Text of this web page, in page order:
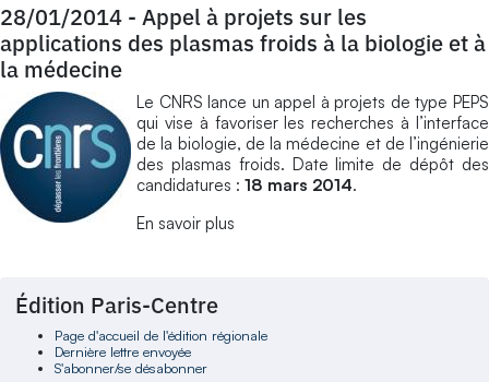
28/01/2014 - Appel à projets sur les
applications des plasmas froids à la biologie et à
la médecine
Le CNRS lance un appel à projets de type PEPS
qui vise à favoriser les recherches à l’interface
de la biologie, de la médecine et de l’ingénierie
des plasmas froids. Date limite de dépôt des
candidatures : 18 mars 2014.
En savoir plus
Édition Paris-Centre
Page d'accueil de l'édition régionale
Dernière lettre envoyée
S'abonner/se désabonner